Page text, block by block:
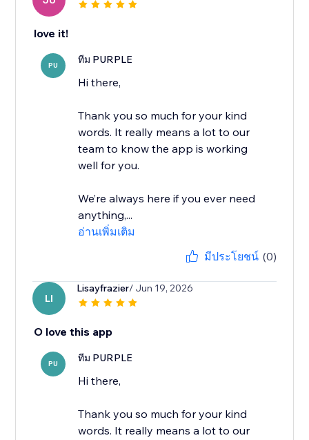
love it!
PU ทีม PURPLE
Hi there,
Thank you so much for your kind
words. It really means a lot to our
team to know the app is working
well for you.
We’re always here if you ever need
anything,...
อ่านเพิ่มเติม
มีประโยชน์ (0)
LI
Lisayfrazier/ Jun 19, 2026
O love this app
PU ทีม PURPLE
Hi there,
Thank you so much for your kind
words. It really means a lot to our